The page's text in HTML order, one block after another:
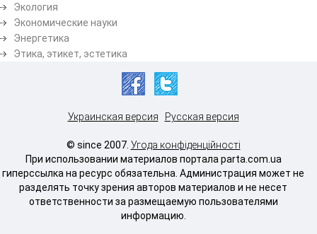
Экология
Экономические науки
Энергетика
Этика, этикет, эстетика
Украинская версия Русская версия
© since 2007. Угода конфіденційності
При использовании материалов портала parta.com.ua
гиперссылка на ресурс обязательна. Администрация может не
разделять точку зрения авторов материалов и не несет
ответственности за размещаемую пользователями
информацию.